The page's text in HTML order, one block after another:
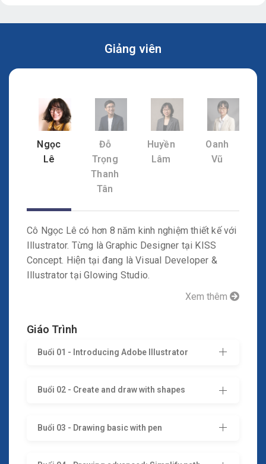
Giảng viên
Ngọc
Lê
Đỗ
Trọng
Thanh
Tân
Huyền
Lâm
Oanh
Vũ
Cô Ngọc Lê có hơn 8 năm kinh nghiệm thiết kế với
Illustrator. Từng là Graphic Designer tại KISS
Concept. Hiện tại đang là Visual Developer &
Illustrator tại Glowing Studio.
Xem thêm
Giáo Trình
Buổi 01 - Introducing Adobe Illustrator
Buổi 02 - Create and draw with shapes
Buổi 03 - Drawing basic with pen